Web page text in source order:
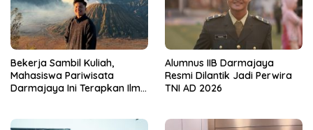
Bekerja Sambil Kuliah,
Mahasiswa Pariwisata
Darmajaya Ini Terapkan Ilmu
Alumnus IIB Darmajaya
Resmi Dilantik Jadi Perwira
TNI AD 2026